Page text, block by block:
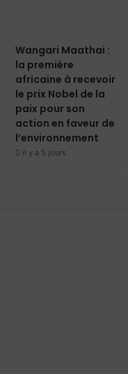
Wangari Maathai :
la première
africaine à recevoir
le prix Nobel de la
paix pour son
action en faveur de
l’environnement
il y a 5 jours